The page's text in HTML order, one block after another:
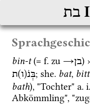
בת ‎ I
bin-t (= f. zu →בן)
בְּנֹ(ו)ת; she. bat,
bath), "Tochter" a.
Abkömmling",